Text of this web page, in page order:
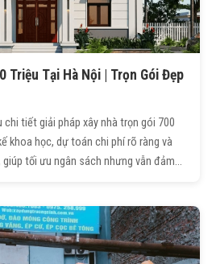
Triệu Tại Hà Nội | Trọn Gói Đẹp
chi tiết giải pháp xây nhà trọn gói 700
khoa học, dự toán chi phí rõ ràng và
tối ưu ngân sách nhưng vẫn đảm